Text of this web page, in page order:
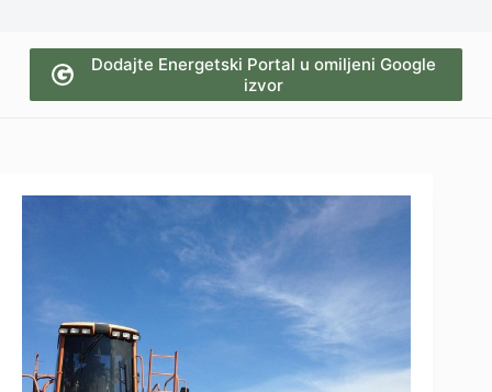
Dodajte Energetski Portal u omiljeni Google
izvor